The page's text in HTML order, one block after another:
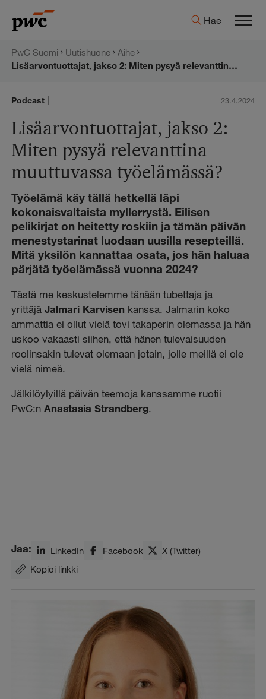
sisältöön
PwC:n
Hae
PwC Suomi Uutishuone
Aihe
Lisäarvontuottajat, jakso 2: Miten pysyä relevanttina muuttuvassa työelämässä?
Podcast | 23.4.2024
Lisäarvontuottajat, jakso 2:
Miten pysyä relevanttina
muuttuvassa työelämässä?
Työelämä käy tällä hetkellä läpi
kokonaisvaltaista myllerrystä. Eilisen
pelikirjat on heitetty roskiin ja tämän päivän
menestystarinat luodaan uusilla resepteillä.
Mitä yksilön kannattaa osata, jos hän haluaa
pärjätä työelämässä vuonna 2024?
Tästä me keskustelemme tänään tubettaja ja
yrittäjäJalmari Karvisen kanssa. Jalmarin koko
ammattia ei ollut vielä tovi takaperin olemassa ja hän
uskoo vakaasti siihen, että hänen tulevaisuuden
roolinsakin tulevat olemaan jotain, jolle meillä ei ole
vielä nimeä.
Jälkilöylyillä päivän teemoja kanssamme ruotii
PwC:nAnastasia Strandberg.
Jaa: LinkedIn Facebook
X (Twitter)
Kopioi linkki